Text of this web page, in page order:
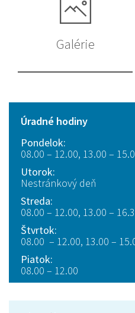
Galérie
Úradné hodiny
Pondelok:
08.00 – 12.00, 13.00 –
Utorok:
Nestránkový deň
Streda:
08.00 – 12.00, 13.00 –
Štvrtok:
08.00 – 12.00, 13.00 –
Piatok:
08.00 – 12.00